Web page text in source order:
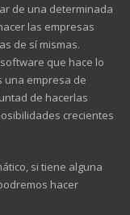
de una determinada
las empresas
de sí mismas.
que hace lo
una empresa de
de hacerlas
crecientes
si tiene alguna
hacer